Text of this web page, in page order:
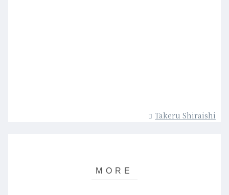
Takeru Shiraishi